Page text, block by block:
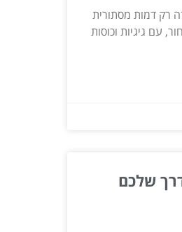
רק דמות מסתורית
עם גיגיות וכוסות
שלכם